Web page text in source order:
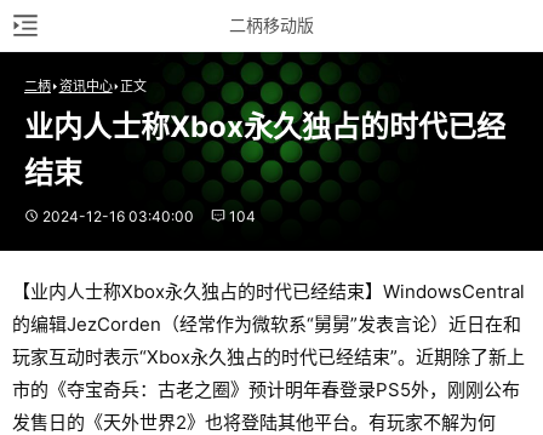
二柄移动版
二柄 资讯中心 正文
业内人士称Xbox永久独占的时代已经
结束
2024-12-16 03:40:00 104
【业内人士称Xbox永久独占的时代已经结束】WindowsCentral
的编辑JezCorden（经常作为微软系“舅舅”发表言论）近日在和
玩家互动时表示“Xbox永久独占的时代已经结束”。近期除了新上
市的《夺宝奇兵：古老之圈》预计明年春登录PS5外，刚刚公布
发售日的《天外世界2》也将登陆其他平台。有玩家不解为何